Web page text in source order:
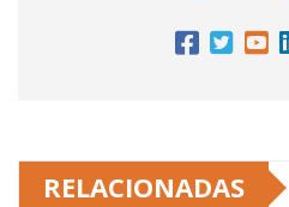
RELACIONADAS